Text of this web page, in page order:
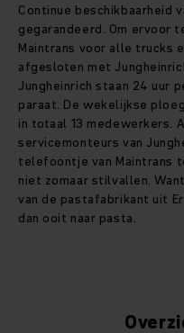
Continue beschikbaarheid
gegarandeerd. Om
Maintrans voor alle trucks
afgesloten met
Jungheinrich staan 24 uur
paraat. De wekelijkse
in totaal 13 medewerkers.
servicemonteurs van
telefoontje van Maintrans
niet zomaar stilvallen.
van de pastafabrikant uit
dan ooit naar pasta.